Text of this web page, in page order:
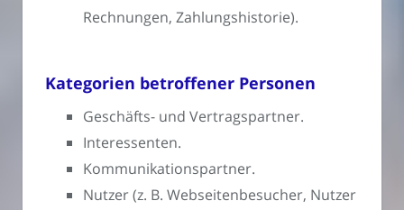
Rechnungen, Zahlungshistorie).
Kategorien betroffener Personen
Geschäfts- und Vertragspartner.
Interessenten.
Kommunikationspartner.
Nutzer (z. B. Webseitenbesucher, Nutzer